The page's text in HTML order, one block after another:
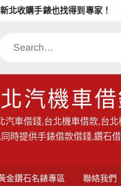
購手錶也找得到專家！
Search
汽機車
汽車借錢,台北機車借款,台
時提供手錶借款借錢,鑽石
金鑽石名錶專區 聯絡我們